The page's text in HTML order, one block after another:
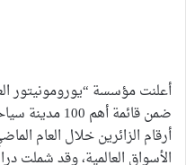
أعلنت مؤسسة “يورومونيتور
ضمن قائمة أهم
أرقام الزائرين خلال العام